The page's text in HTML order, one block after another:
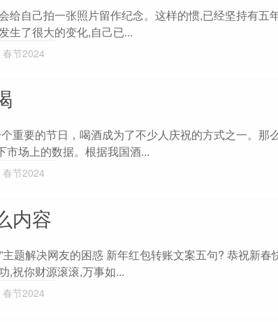
给自己拍一张照片留作纪念。这样的惯,已经坚持有五
生了很大的变化,自己已...
春节2024
重要的节日，喝酒成为了不少人庆祝的方式之一。那
场上的数据。根据我国酒...
春节2024
内容
题解决网友的困惑 新年红包转账文案五句? 恭祝新春
,祝你财源滚滚,万事如...
春节2024